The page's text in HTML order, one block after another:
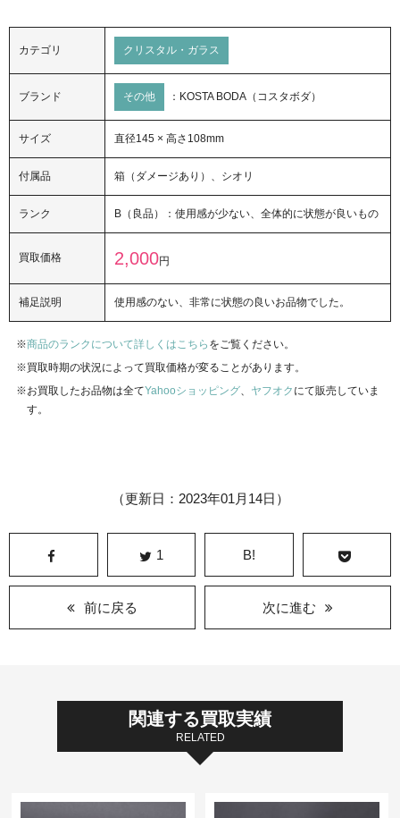
カテゴリ クリスタル・ガラス
ブランド その他 ：KOSTA BODA（コスタボダ）
サイズ 直径145 × 高さ108mm
付属品 箱（ダメージあり）、シオリ
ランク B（良品）：使用感が少ない、全体的に状態が良いもの
買取価格 2,000円
補足説明 使用感のない、非常に状態の良いお品物でした。
商品のランクについて詳しくはこちら をご覧ください。
買取時期の状況によって買取価格が変ることがあります。
お買取したお品物は全てYahooショッピング、 ヤフオク にて販売していま
す。
（更新日：2023年01月14日）
1 B!
前に戻る 次に進む
関連する買取実績
RELATED